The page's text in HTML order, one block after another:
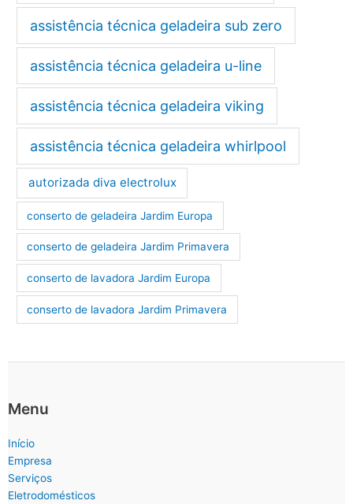
assistência técnica geladeira sub zero
assistência técnica geladeira u-line
assistência técnica geladeira viking
assistência técnica geladeira whirlpool
autorizada diva electrolux
conserto de geladeira Jardim Europa
conserto de geladeira Jardim Primavera
conserto de lavadora Jardim Europa
conserto de lavadora Jardim Primavera
Menu
Início
Empresa
Serviços
Eletrodomésticos